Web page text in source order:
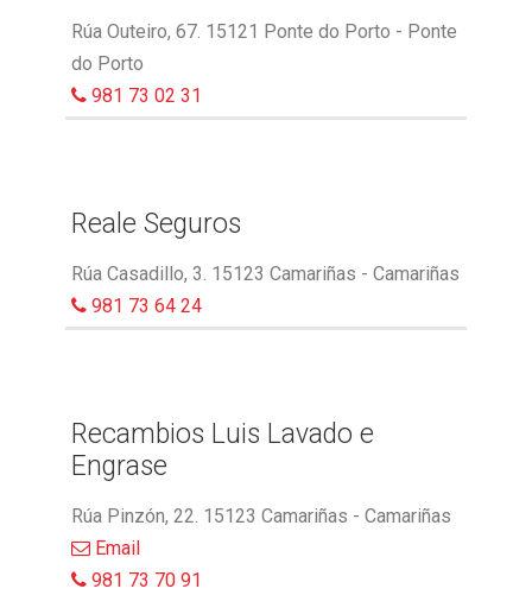
Rúa Outeiro, 67. 15121 Ponte do Porto - Ponte
do Porto
981 73 02 31
Reale Seguros
Rúa Casadillo, 3. 15123 Camariñas - Camariñas
981 73 64 24
Recambios Luis Lavado e
Engrase
Rúa Pinzón, 22. 15123 Camariñas - Camariñas
Email
981 73 70 91